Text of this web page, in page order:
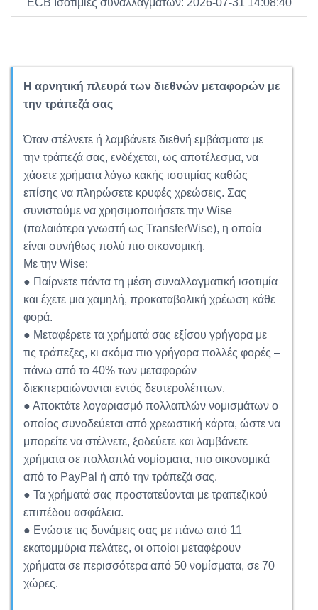
ECB Ισοτιμίες συναλλαγμάτων: 2026-07-31 14:08:40
Η αρνητική πλευρά των διεθνών μεταφορών με
την τράπεζά σας
Όταν στέλνετε ή λαμβάνετε διεθνή εμβάσματα με
την τράπεζά σας, ενδέχεται, ως αποτέλεσμα, να
χάσετε χρήματα λόγω κακής ισοτιμίας καθώς
επίσης να πληρώσετε κρυφές χρεώσεις. Σας
συνιστούμε να χρησιμοποιήσετε την Wise
(παλαιότερα γνωστή ως TransferWise), η οποία
είναι συνήθως πολύ πιο οικονομική.
Με την Wise:
● Παίρνετε πάντα τη μέση συναλλαγματική ισοτιμία
και έχετε μια χαμηλή, προκαταβολική χρέωση κάθε
φορά.
● Μεταφέρετε τα χρήματά σας εξίσου γρήγορα με
τις τράπεζες, κι ακόμα πιο γρήγορα πολλές φορές –
πάνω από το 40% των μεταφορών
διεκπεραιώνονται εντός δευτερολέπτων.
● Αποκτάτε λογαριασμό πολλαπλών νομισμάτων ο
οποίος συνοδεύεται από χρεωστική κάρτα, ώστε να
μπορείτε να στέλνετε, ξοδεύετε και λαμβάνετε
χρήματα σε πολλαπλά νομίσματα, πιο οικονομικά
από το PayPal ή από την τράπεζά σας.
● Τα χρήματά σας προστατεύονται με τραπεζικού
επιπέδου ασφάλεια.
● Ενώστε τις δυνάμεις σας με πάνω από 11
εκατομμύρια πελάτες, οι οποίοι μεταφέρουν
χρήματα σε περισσότερα από 50 νομίσματα, σε 70
χώρες.